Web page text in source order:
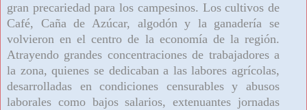
gran precariedad para los campesinos. Los cultivos de
Café, Caña de Azúcar, algodón y la ganadería se
volvieron en el centro de la economía de la región.
Atrayendo grandes concentraciones de trabajadores a
la zona, quienes se dedicaban a las labores agrícolas,
desarrolladas en condiciones censurables y abusos
laborales como bajos salarios, extenuantes jornadas